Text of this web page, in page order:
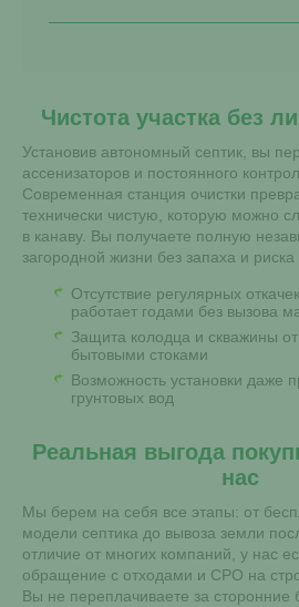
Чистота участка без
Установив автономный септик, вы
ассенизаторов и постоянного
Современная станция очистки
технически чистую, которую можно
в канаву. Вы получаете полную
загородной жизни без запаха и риска
Отсутствие регулярных
работает годами без вызова
Защита колодца и скважины от
бытовыми стоками
Возможность установки даже
грунтовых вод
Реальная выгода
нас
Мы берем на себя все этапы: от
модели септика до вывоза земли
отличие от многих компаний, у нас
обращение с отходами и СРО на
Вы не переплачиваете за сторонние